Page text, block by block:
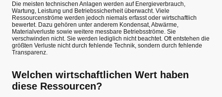
Die meisten technischen Anlagen werden auf Energieverbrauch,
Wartung, Leistung und Betriebssicherheit überwacht. Viele
Ressourcenströme werden jedoch niemals erfasst oder wirtschaftlich
bewertet. Dazu gehören unter anderem Kondensat, Abwärme,
Materialverluste sowie weitere messbare Betriebsströme. Sie
verschwinden nicht. Sie werden lediglich nicht beachtet. Oft entstehen die
größten Verluste nicht durch fehlende Technik, sondern durch fehlende
Transparenz.
Welchen wirtschaftlichen Wert haben
diese Ressourcen?